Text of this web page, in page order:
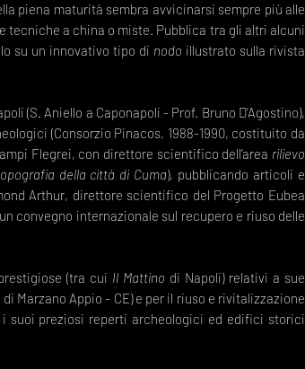
piena maturità sembra avvicinarsi sempre più alle
tecniche a china o miste. Pubblica tra gli altri alcuni
su un innovativo tipo di nodo illustrato sulla rivista
(S. Aniello a Caponapoli - Prof. Bruno D’Agostino),
(Consorzio Pinacos, 1988-1990, costituito da
Flegrei, con direttore scientifico dell’area rilievo
della città di Cuma), pubblicando articoli e
Arthur, direttore scientifico del Progetto Eubea
convegno internazionale sul recupero e riuso delle
(tra cui Il Mattino di Napoli) relativi a sue
Marzano Appio - CE) e per il riuso e rivitalizzazione
suoi preziosi reperti archeologici ed edifici storici